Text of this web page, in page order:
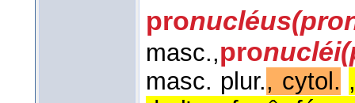
pronucléus
masc.,pronucléi
masc. plur., cytol.